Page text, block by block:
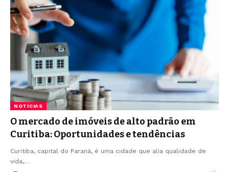
NOTÍCIAS
O mercado de imóveis de alto padrão em
Curitiba: Oportunidades e tendências
Curitiba, capital do Paraná, é uma cidade que alia qualidade de
vida,…